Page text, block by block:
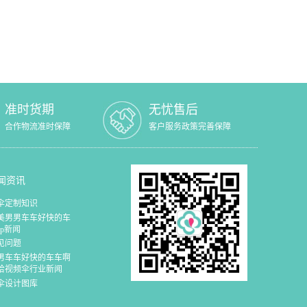
准时货期
合作物流准时保障
无忧售后
客户服务政策完善保障
资讯
定制知识
男男车车好快的车
新闻
问题
车车好快的车车啊
视频伞行业新闻
设计图库